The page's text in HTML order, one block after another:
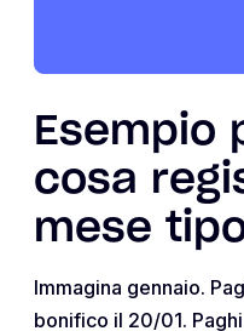
Esempio
cosa
mese
Immagina gennaio.
bonifico il 20/01.